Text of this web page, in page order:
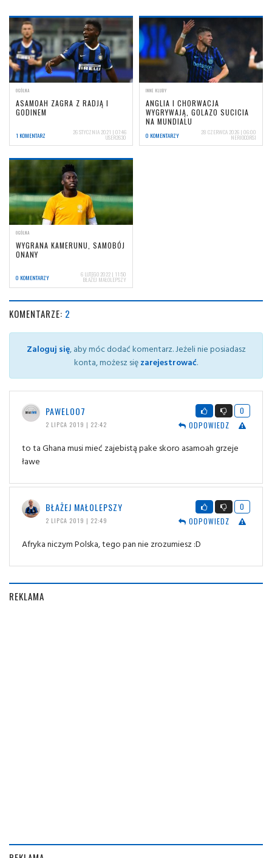
OGÓLNA
ASAMOAH ZAGRA Z RADJĄ I
GODINEM
1 KOMENTARZ 26 STYCZNIA 2021 | 07:46
USER2630
INNE KLUBY
ANGLIA I CHORWACJA
WYGRYWAJĄ, GOLAZO SUCICIA
NA MUNDIALU
0 KOMENTARZY 28 CZERWCA 2026 | 06:00
NERIOCORSI
OGÓLNA
WYGRANA KAMERUNU, SAMOBÓJ
ONANY
0 KOMENTARZY 6 LUTEGO 2022 | 11:50
BŁAŻEJ MAŁOLEPSZY
KOMENTARZE: 2
Zaloguj się, aby móc dodać komentarz. Jeżeli nie posiadasz
konta, możesz sięzarejestrować.
PAWELOO7
2 LIPCA 2019 | 22:42
0
ODPOWIEDZ
to ta Ghana musi mieć zajebistą pake skoro asamoah grzeje
ławe
BŁAŻEJ MAŁOLEPSZY
2 LIPCA 2019 | 22:49
0
ODPOWIEDZ
Afryka niczym Polska, tego pan nie zrozumiesz :D
REKLAMA